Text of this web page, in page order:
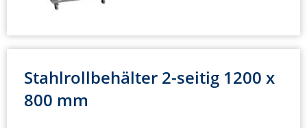
Stahlrollbehälter 2-seitig 1200 x
800 mm